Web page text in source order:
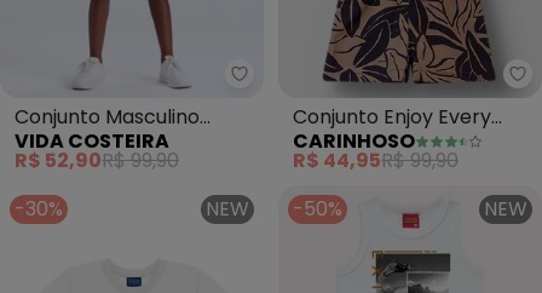
Vida Costeira - Conjunto
Conjunto Masculino
Infantil de Verão Regata
Tricolor (Branco)
VIDA COSTEIRA
R$ 52,90R$ 99,90
Conjunto Enjoy Every
Moment Menino
(Branco)
CARINHOSO
R$ 44,95R$ 99,90
-30%
NEW -50% NEW